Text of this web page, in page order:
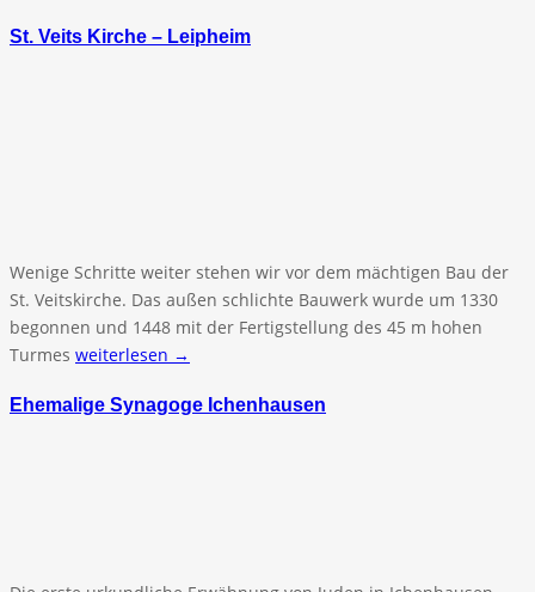
St. Veits Kirche – Leipheim
Wenige Schritte weiter stehen wir vor dem mächtigen Bau der
St. Veitskirche. Das außen schlichte Bauwerk wurde um 1330
begonnen und 1448 mit der Fertigstellung des 45 m hohen
Turmes weiterlesen →
Ehemalige Synagoge Ichenhausen